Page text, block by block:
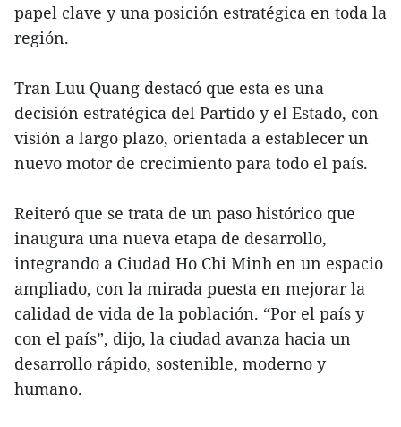
papel clave y una posición estratégica en toda la
región.
Tran Luu Quang destacó que esta es una
decisión estratégica del Partido y el Estado, con
visión a largo plazo, orientada a establecer un
nuevo motor de crecimiento para todo el país.
Reiteró que se trata de un paso histórico que
inaugura una nueva etapa de desarrollo,
integrando a Ciudad Ho Chi Minh en un espacio
ampliado, con la mirada puesta en mejorar la
calidad de vida de la población. “Por el país y
con el país”, dijo, la ciudad avanza hacia un
desarrollo rápido, sostenible, moderno y
humano.